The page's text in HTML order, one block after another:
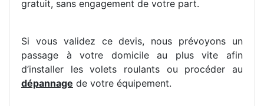
gratuit, sans engagement de votre part.
Si vous validez ce devis, nous prévoyons un
passage à votre domicile au plus vite afin
d’installer les volets roulants ou procéder au
dépannage de votre équipement.